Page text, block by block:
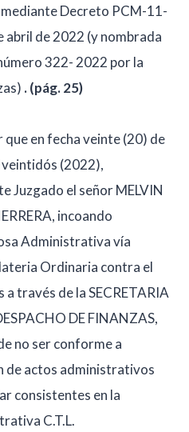
Decreto PCM-11-
abril de 2022 (y nombrada
322- 2022 por la
. (pág. 25)
que en fecha veinte (20) de
(2022),
Juzgado el señor MELVIN
incoando
Administrativa vía
Ordinaria contra el
través de la SECRETARIA
DE FINANZAS,
no ser conforme a
de actos administrativos
consistentes en la
C.T.L.